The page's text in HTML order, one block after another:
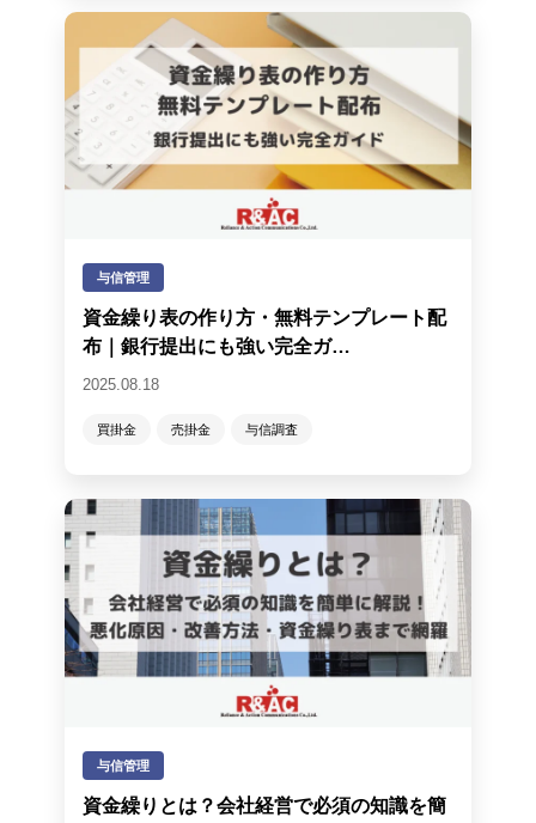
与信管理
資金繰り表の作り方・無料テンプレート配
布｜銀行提出にも強い完全ガ…
2025.08.18
買掛金 売掛金 与信調査
与信管理
資金繰りとは？会社経営で必須の知識を簡